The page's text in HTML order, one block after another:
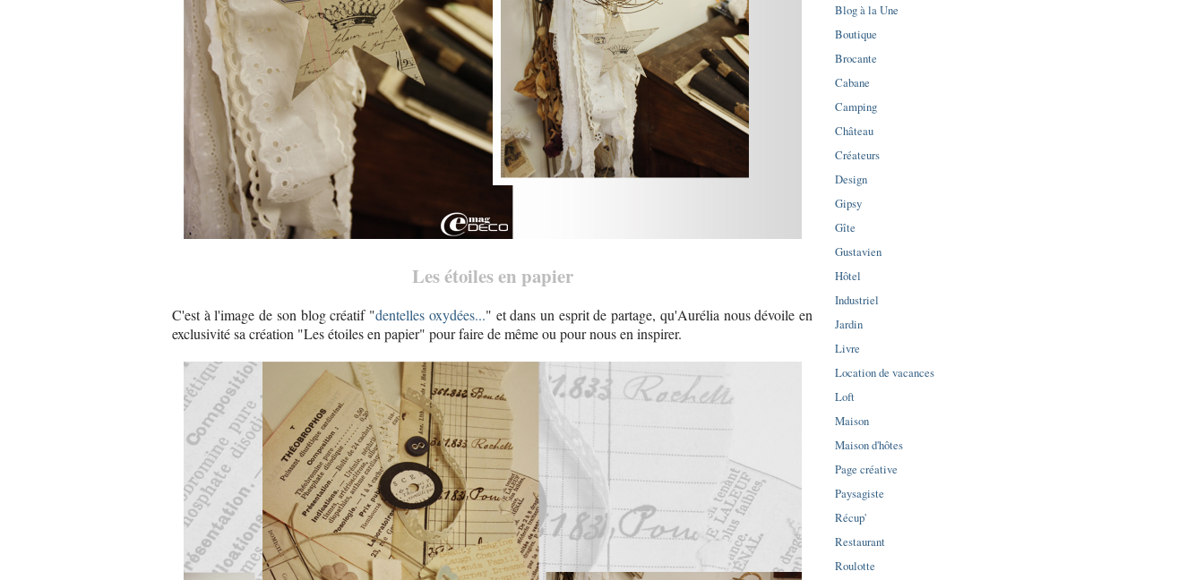
Les étoiles en papier
C'est à l'image de son blog créatif "dentelles oxydées..." et dans un esprit de partage, qu'Aurélia nous dévoile en
exclusivité sa création "Les étoiles en papier" pour faire de même ou pour nous en inspirer.
Blog à la Une
Boutique
Brocante
Cabane
Camping
Château
Créateurs
Design
Gipsy
Gîte
Gustavien
Hôtel
Industriel
Jardin
Livre
Location de vacances
Loft
Maison
Maison d'hôtes
Page créative
Paysagiste
Récup'
Restaurant
Roulotte